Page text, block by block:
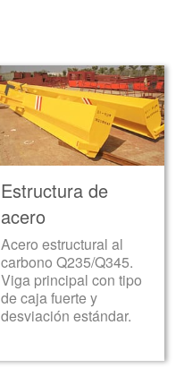
Estructura de
acero
Acero estructural al
carbono Q235/Q345.
Viga principal con tipo
de caja fuerte y
desviación estándar.